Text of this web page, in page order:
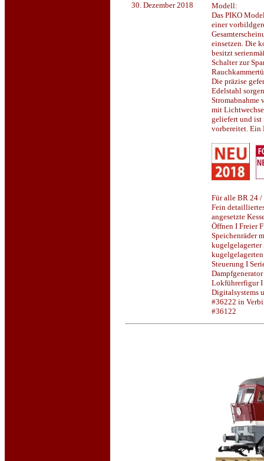
30. Dezember 2018
Modell:
Das PIKO
einer
einsetzen. Die
besitzt
Schalter zur
Die präzise
Edelstahl
Stromabnahme
mit
geliefert und
vorbereitet. Ein
Für alle BR 24
Fein
angesetzte
Öffnen I Freier
Speichenräder
Steuerung I
Lokführerfigur I
Digitalsystems
#36222 in
#36122